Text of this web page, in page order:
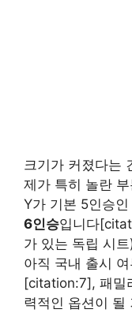
크기가 커졌다는
제가 특히 놀란
Y가 기본 5인승
6인승입니다
가 있는 독립 시
아직 국내 출시
[citation:7], 패밀
력적인 옵션이 될